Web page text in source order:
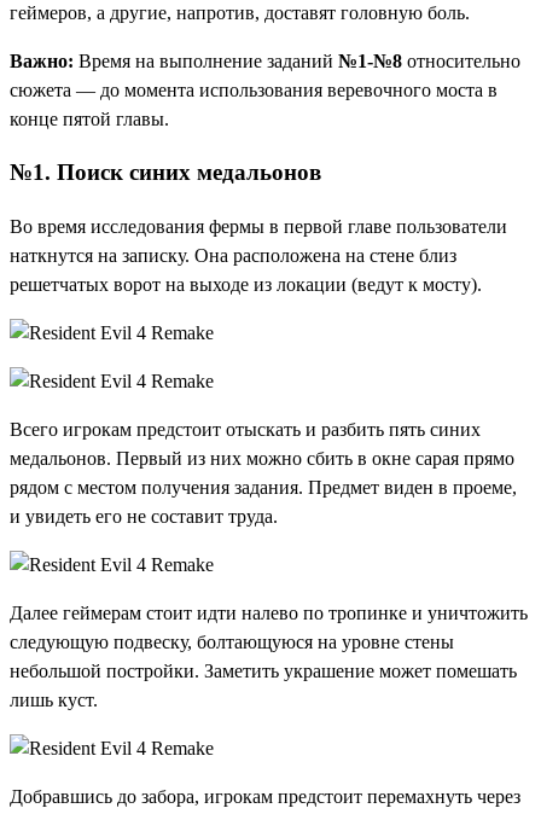
геймеров, а другие, напротив, доставят головную боль.
Важно: Время на выполнение заданий №1-№8 относительно
сюжета — до момента использования веревочного моста в
конце пятой главы.
№1. Поиск синих медальонов
Во время исследования фермы в первой главе пользователи
наткнутся на записку. Она расположена на стене близ
решетчатых ворот на выходе из локации (ведут к мосту).
Всего игрокам предстоит отыскать и разбить пять синих
медальонов. Первый из них можно сбить в окне сарая прямо
рядом с местом получения задания. Предмет виден в проеме,
и увидеть его не составит труда.
Далее геймерам стоит идти налево по тропинке и уничтожить
следующую подвеску, болтающуюся на уровне стены
небольшой постройки. Заметить украшение может помешать
лишь куст.
Добравшись до забора, игрокам предстоит перемахнуть через